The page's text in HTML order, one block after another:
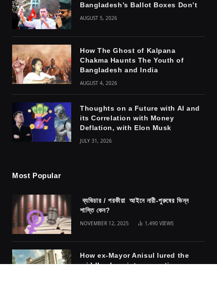
Bangladesh’s Ballot Boxes Don’t
AUGUST 5, 2026
How The Ghost of Kalpana
Chakma Haunts The Youth of
Bangladesh and India
AUGUST 4, 2026
Thoughts on a Future with AI and
its Correlation with Money
Deflation, with Elon Musk
JULY 31, 2026
Most Popular
ব্যভিচার / পরকীয়া আইনে নারী-পুরুষের ভিন্ন
শাস্তি কেন?
NOVEMBER 12, 2025 1,490 VIEWS
How ex-Mayor Anisul lured the
middle class into accepting